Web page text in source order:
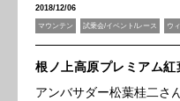
2018/12/06
マウンテン 試乗会/イベント/レース ウ
根ノ上高原プレミアム
アンバサダー松葉桂二さ